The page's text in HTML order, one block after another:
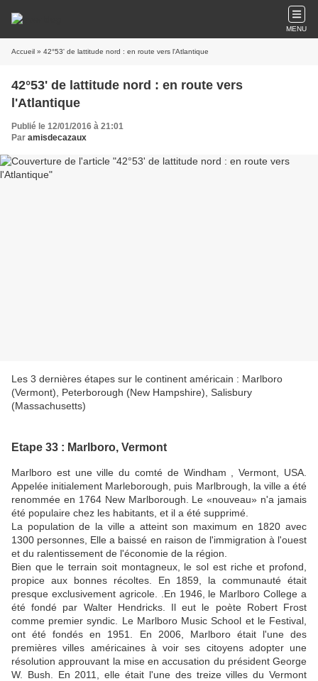
MENU
Accueil » 42°53' de lattitude nord : en route vers l'Atlantique
42°53' de lattitude nord : en route vers
l'Atlantique
Publié le 12/01/2016 à 21:01
Par amisdecazaux
Les 3 dernières étapes sur le continent américain : Marlboro
(Vermont), Peterborough (New Hampshire), Salisbury
(Massachusetts)
Etape 33 : Marlboro, Vermont
Marlboro est une ville du comté de Windham , Vermont, USA.
Appelée initialement Marleborough, puis Marlbrough, la ville a été
renommée en 1764 New Marlborough. Le «nouveau» n'a jamais
été populaire chez les habitants, et il a été supprimé.
La population de la ville a atteint son maximum en 1820 avec
1300 personnes, Elle a baissé en raison de l'immigration à l'ouest
et du ralentissement de l'économie de la région.
Bien que le terrain soit montagneux, le sol est riche et profond,
propice aux bonnes récoltes. En 1859, la communauté était
presque exclusivement agricole. .En 1946, le Marlboro College a
été fondé par Walter Hendricks. Il eut le poète Robert Frost
comme premier syndic. Le Marlboro Music School et le Festival,
ont été fondés en 1951. En 2006, Marlboro était l'une des
premières villes américaines à voir ses citoyens adopter une
résolution approuvant la mise en accusation du président George
W. Bush. En 2011, elle était l'une des treize villes du Vermont